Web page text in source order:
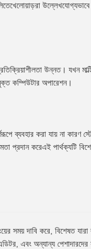
উল্লেখযোগ্যভাবে
উন্নত। যখন
কম্পিউটার অপারেশন।
ব্যবহার করা যায় না
প্রদান করেএই পার্থক্যটি
দাবি করে, বিশেষত যারা
এবং অন্যান্য পেশাদারদের